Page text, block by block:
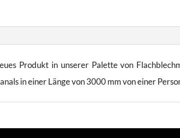
Produkt in unserer Palette von
in einer Länge von 3000 mm von einer